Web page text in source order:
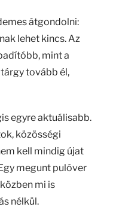
átgondolni:
lehet kincs. Az
mint a
tovább él,
egyre aktuálisabb.
közösségi
kell mindig újat
megunt pulóver
mi is
nélkül.